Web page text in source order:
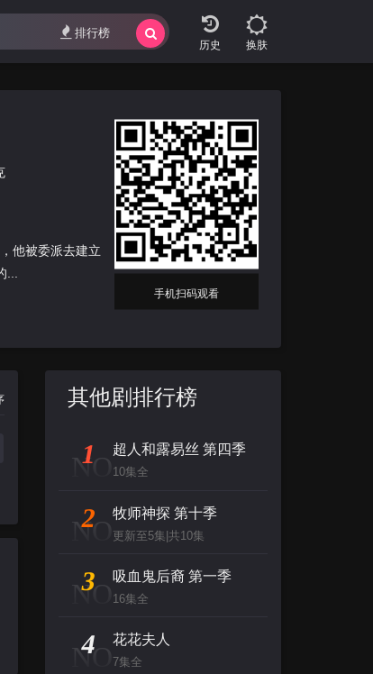
换肤
排行榜
他被委派去建立
手机扫码观看
其他剧排行榜
NO
1 超人和露易丝 第四季
10集全
NO
2 牧师神探 第十季
更新至5集|共10集
NO
3 吸血鬼后裔 第一季
16集全
NO
4 花花夫人
7集全